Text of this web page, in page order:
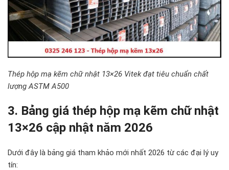
Thép hộp mạ kẽm chữ nhật 13×26 Vitek đạt tiêu chuẩn chất
lượng ASTM A500
3. Bảng giá thép hộp mạ kẽm chữ nhật
13×26 cập nhật năm 2026
Dưới đây là bảng giá tham khảo mới nhất 2026 từ các đại lý uy
tín: